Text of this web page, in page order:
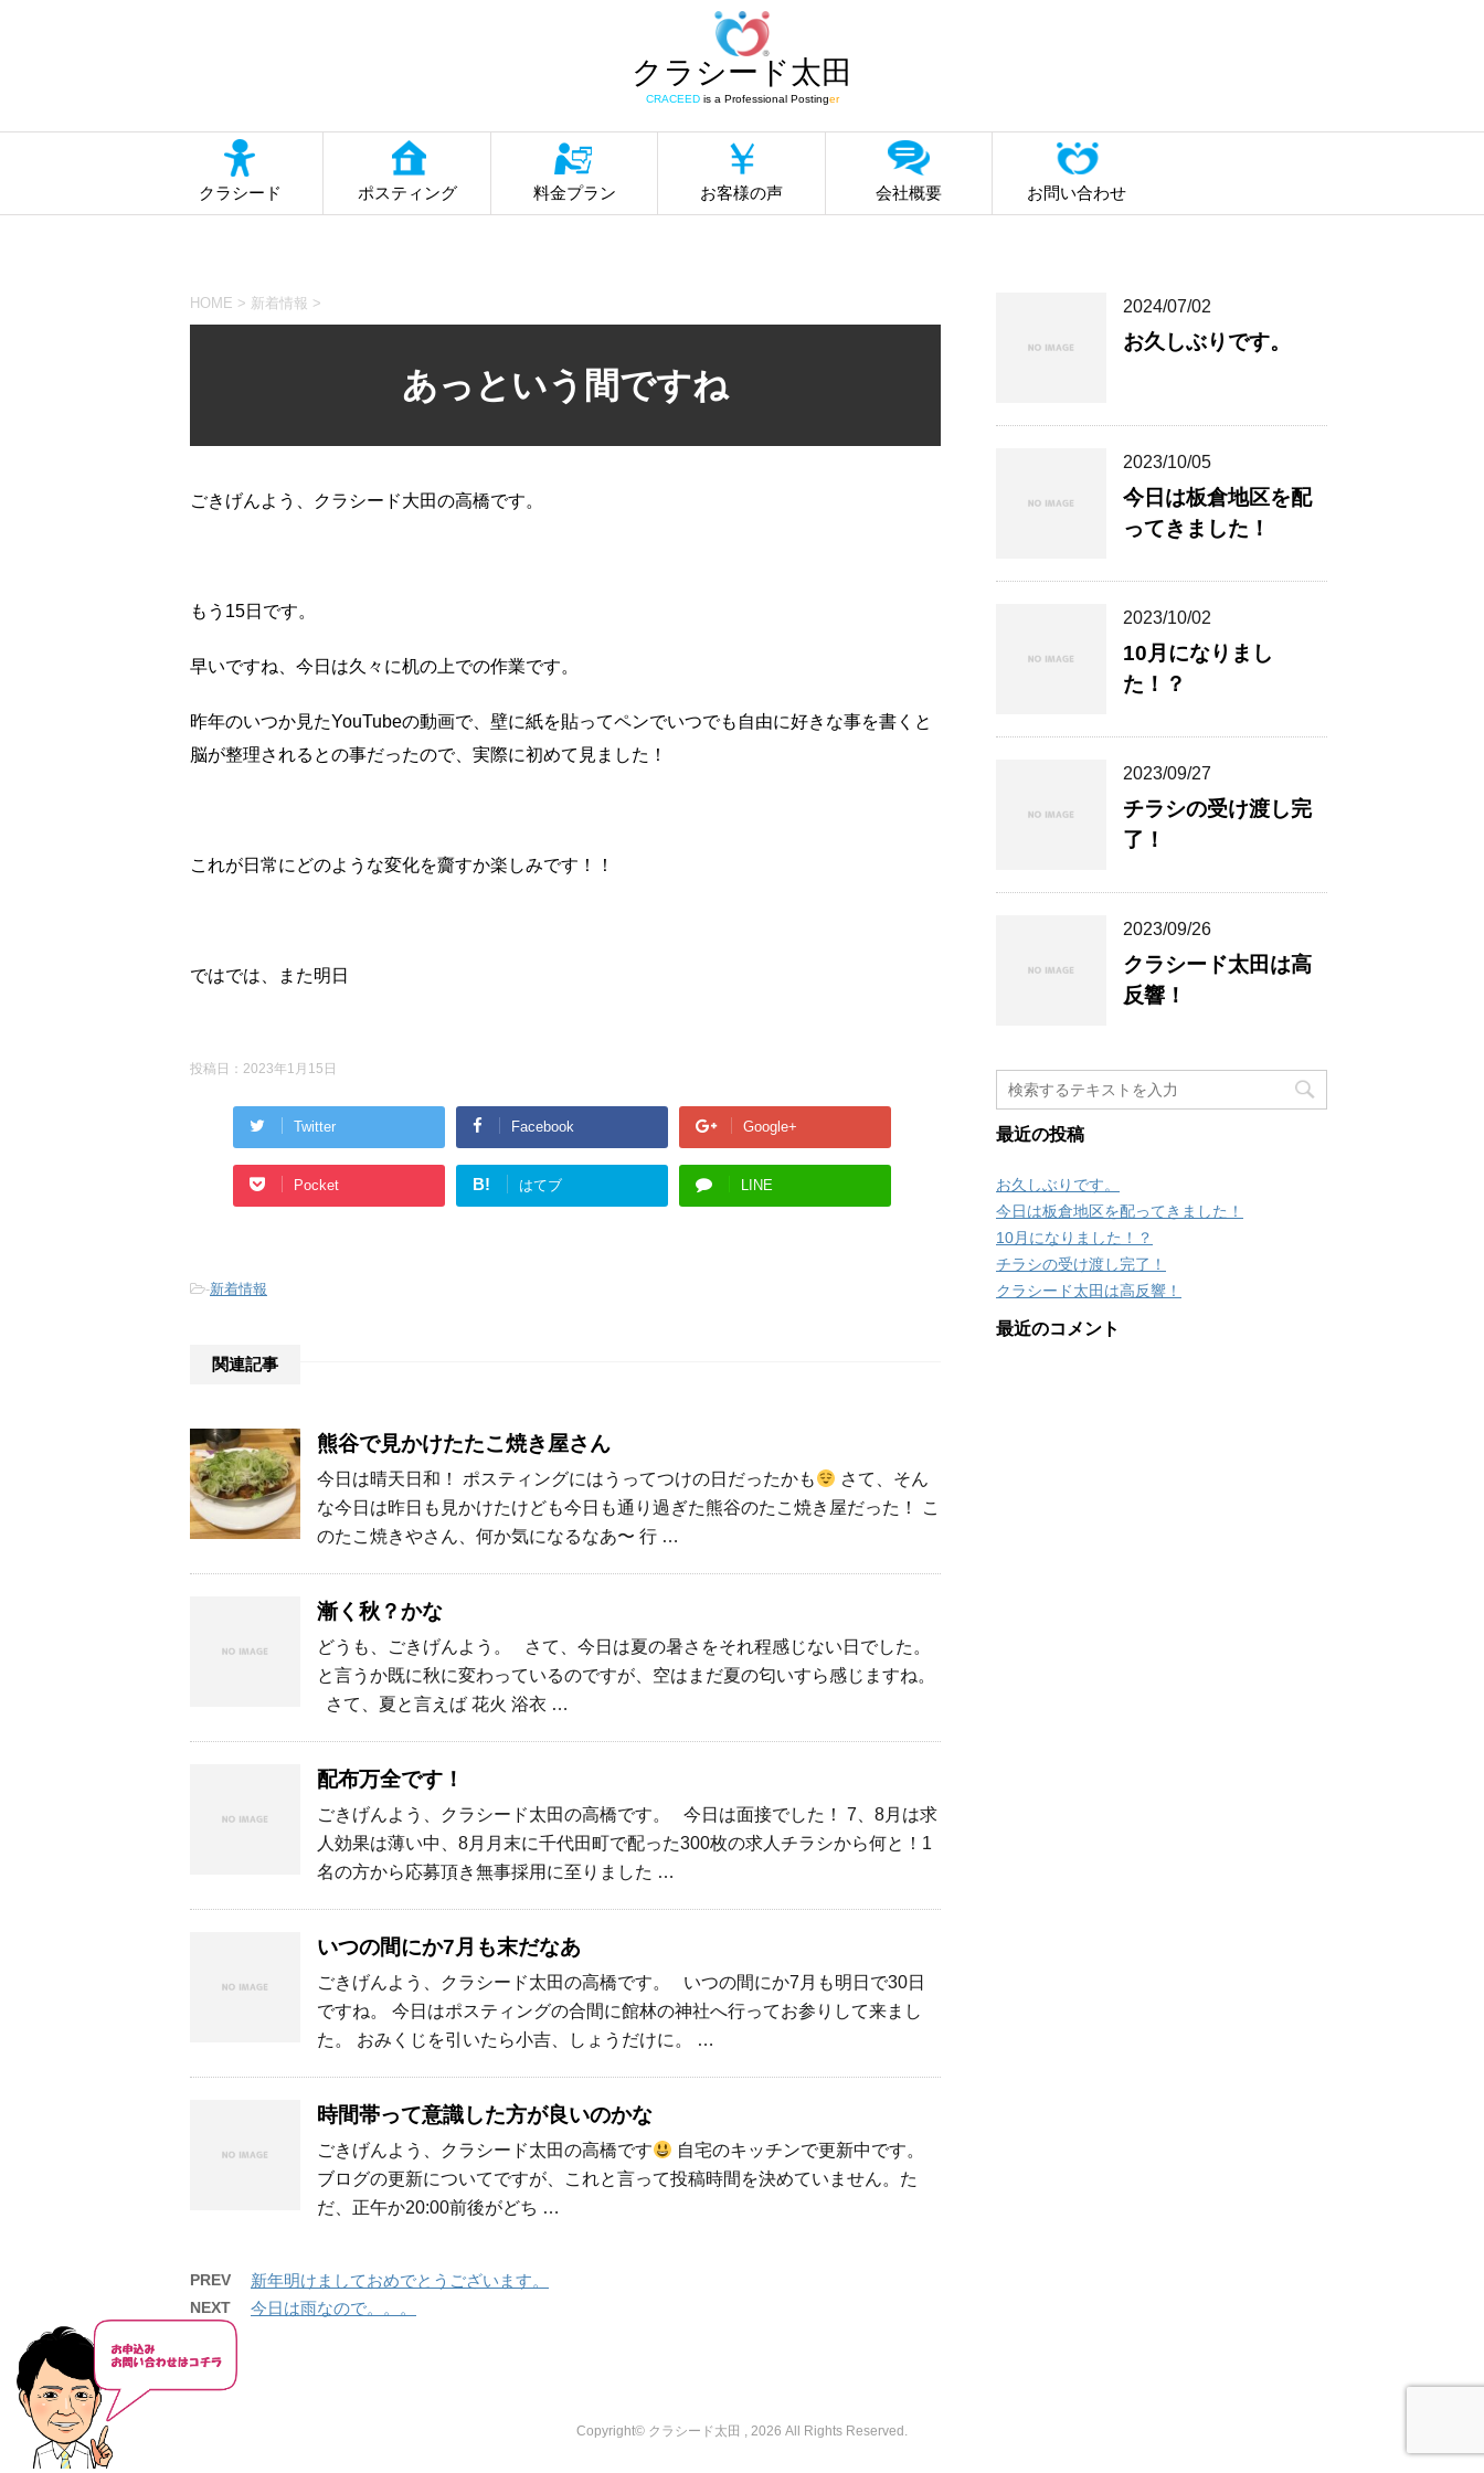
クラシード太田
CRACEEDis a Professional Postinger
クラシード ポスティング 料金プラン お客様の声 会社概要 お問い合わせ
HOME > 新着情報 >
あっという間ですね
ごきげんよう、クラシード大田の高橋です。
もう15日です。
早いですね、今日は久々に机の上での作業です。
昨年のいつか見たYouTubeの動画で、壁に紙を貼ってペンでいつでも自由に好きな事を書くと
脳が整理されるとの事だったので、実際に初めて見ました！
これが日常にどのような変化を齎すか楽しみです！！
ではでは、また明日
投稿日： 2023年1月15日
Twitter Facebook Google+
Pocket B! はてブ LINE
-新着情報
関連記事
熊谷で見かけたたこ焼き屋さん
今日は晴天日和！ ポスティングにはうってつけの日だったかも
さて、そん
な今日は昨日も見かけたけども今日も通り過ぎた熊谷のたこ焼き屋だった！ こ
のたこ焼きやさん、何か気になるなあ〜 行 …
漸く秋？かな
どうも、ごきげんよう。 さて、今日は夏の暑さをそれ程感じない日でした。
と言うか既に秋に変わっているのですが、空はまだ夏の匂いすら感じますね。
さて、夏と言えば 花火 浴衣 …
配布万全です！
ごきげんよう、クラシード太田の高橋です。 今日は面接でした！ 7、8月は求
人効果は薄い中、8月月末に千代田町で配った300枚の求人チラシから何と！1
名の方から応募頂き無事採用に至りました …
いつの間にか7月も末だなあ
ごきげんよう、クラシード太田の高橋です。 いつの間にか7月も明日で30日
ですね。 今日はポスティングの合間に館林の神社へ行ってお参りして来まし
た。 おみくじを引いたら小吉、しょうだけに。 …
時間帯って意識した方が良いのかな
ごきげんよう、クラシード太田の高橋です
自宅のキッチンで更新中です。
ブログの更新についてですが、これと言って投稿時間を決めていません。た
だ、正午か20:00前後がどち …
PREV 新年明けましておめでとうございます。
NEXT 今日は雨なので。。。
2024/07/02
お久しぶりです。
2023/10/05
今日は板倉地区を配
ってきました！
2023/10/02
10月になりまし
た！？
2023/09/27
チラシの受け渡し完
了！
2023/09/26
クラシード太田は高
反響！
最近の投稿
お久しぶりです。
今日は板倉地区を配ってきました！
10月になりました！？
チラシの受け渡し完了！
クラシード太田は高反響！
最近のコメント
Copyright© クラシード太田 , 2026 All Rights Reserved.